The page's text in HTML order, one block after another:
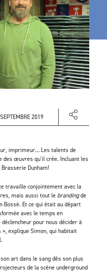
2019
imprimeur… Les talents de
des œuvres qu’il crée. Incluant les
Dunham!
travaille conjointement avec la
mais aussi tout le brandingde
Bossé. Et ce qui était au départ
avec le temps en
pour nous décider à
explique Simon, qui habitait
art dans le sang dès son plus
de la scène underground